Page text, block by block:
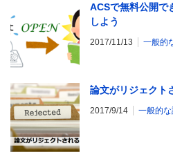
ACSで無料公開で
しよう
2017/11/13 一般的
論文がリジェクト
2017/9/14 一般的な